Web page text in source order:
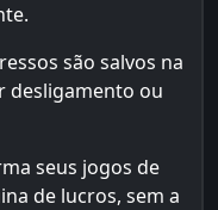
são salvos na
desligamento ou
seus jogos de
de lucros, sem a